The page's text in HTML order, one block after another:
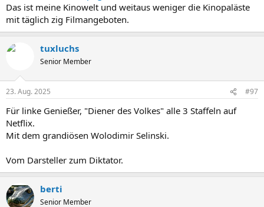
Das ist meine Kinowelt und weitaus weniger die Kinopaläste
mit täglich zig Filmangeboten.
tuxluchs
Senior Member
23. Aug. 2025 #97
Für linke Genießer, "Diener des Volkes" alle 3 Staffeln auf
Netflix.
Mit dem grandiösen Wolodimir Selinski.
Vom Darsteller zum Diktator.
berti
Senior Member